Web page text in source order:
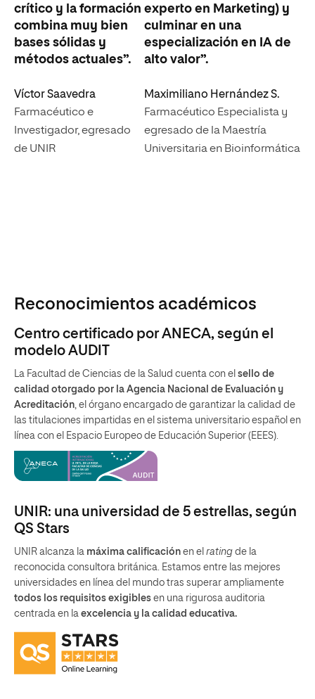
crítico y la formación
combina muy bien
bases sólidas y
métodos actuales”.
Víctor Saavedra
Farmacéutico e
Investigador, egresado
de UNIR
experto en Marketing) y
culminar en una
especialización en IA de
alto valor”.
Maximiliano Hernández S.
Farmacéutico Especialista y
egresado de la Maestría
Universitaria en Bioinformática
Reconocimientos académicos
Centro certificado por ANECA, según el
modelo AUDIT
La Facultad de Ciencias de la Salud cuenta con el sello de
calidad otorgado por la Agencia Nacional de Evaluación y
Acreditación, el órgano encargado de garantizar la calidad de
las titulaciones impartidas en el sistema universitario español en
línea con el Espacio Europeo de Educación Superior (EEES).
UNIR: una universidad de 5 estrellas, según
QS Stars
UNIR alcanza la máxima calificación en el rating de la
reconocida consultora británica. Estamos entre las mejores
universidades en línea del mundo tras superar ampliamente
todos los requisitos exigibles en una rigurosa auditoria
centrada en la excelencia y la calidad educativa.